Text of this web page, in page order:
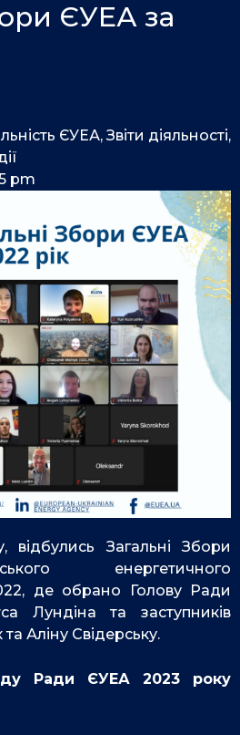
o
i
ЄУЕА за
ЄУЕА,Звіти діяльності,
pm
відбулись Загальні Збори
енергетичного
де обрано Голову Ради
Лундіна та заступників
Аліну Свідерську.
Ради ЄУЕА 2023 року